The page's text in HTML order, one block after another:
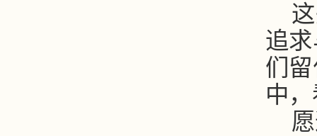
追
们
中